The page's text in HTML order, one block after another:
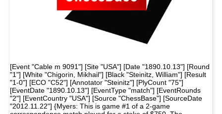
[Event "Cable m 9091"] [Site "USA"] [Date "1890.10.13"] [Round
"1"] [White "Chigorin, Mikhail"] [Black "Steinitz, William"] [Result
"1-0"] [ECO "C52"] [Annotator "Steinitz"] [PlyCount "75"]
[EventDate "1890.10.13"] [EventType "match"] [EventRounds
"2"] [EventCountry "USA"] [Source "ChessBase"] [SourceDate
"2012.11.22"] {Myers: This is game #1 of a 2-game